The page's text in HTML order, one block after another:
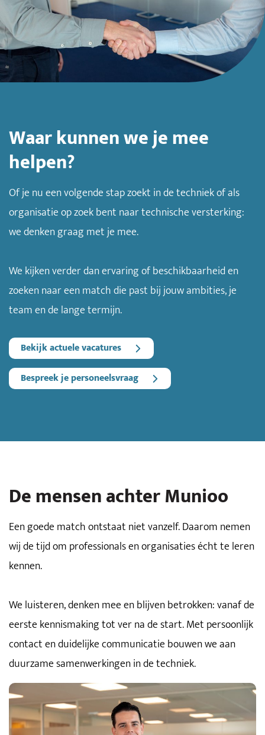
Waar kunnen we je mee
helpen?
Of je nu een volgende stap zoekt in de techniek of als
organisatie op zoek bent naar technische versterking:
we denken graag met je mee.
We kijken verder dan ervaring of beschikbaarheid en
zoeken naar een match die past bij jouw ambities, je
team en de lange termijn.
Bekijk actuele vacatures
Bespreek je personeelsvraag
De mensen achter Munioo
Een goede match ontstaat niet vanzelf. Daarom nemen
wij de tijd om professionals en organisaties écht te leren
kennen.
We luisteren, denken mee en blijven betrokken: vanaf de
eerste kennismaking tot ver na de start. Met persoonlijk
contact en duidelijke communicatie bouwen we aan
duurzame samenwerkingen in de techniek.